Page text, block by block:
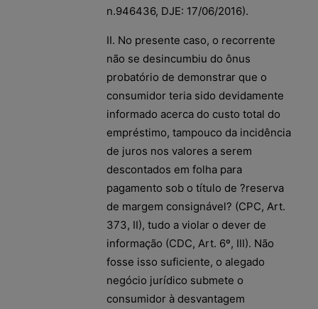
n.946436, DJE: 17/06/2016).
II. No presente caso, o recorrente
não se desincumbiu do ônus
probatório de demonstrar que o
consumidor teria sido devidamente
informado acerca do custo total do
empréstimo, tampouco da incidência
de juros nos valores a serem
descontados em folha para
pagamento sob o título de ?reserva
de margem consignável? (CPC, Art.
373, II), tudo a violar o dever de
informação (CDC, Art. 6º, III). Não
fosse isso suficiente, o alegado
negócio jurídico submete o
consumidor à desvantagem